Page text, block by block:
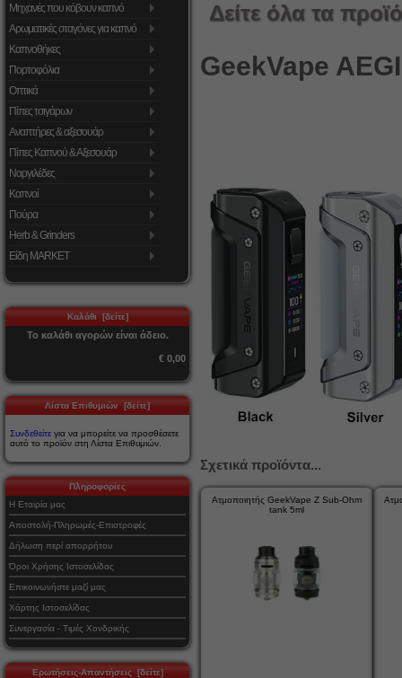
Μηχανές που κόβουν καπνό
Αρωματικές σταγόνες για καπνό
Καπνοθήκες
Πορτοφόλια
Οπτικά
Πίπες τσιγάρων
Αναπτήρες & αξεσουάρ
Πίπες Καπνού & Αξεσουάρ
Ναργιλέδες
Καπνοί
Πούρα
Herb & Grinders
Είδη MARKET
Καλάθι [δείτε]
Το καλάθι αγορών είναι άδειο.
€ 0,00
Λίστα Επιθυμιών [δείτε]
Συνδεθείτε για να μπορείτε να προσθέσετε
αυτό το προϊόν στη Λίστα Επιθυμιών.
Πληροφορίες
Η Εταιρία μας
Αποστολή-Πληρωμές-Επιστροφές
Δήλωση περί απορρήτου
Όροι Χρήσης Ιστοσελίδας
Επικοινωνήστε μαζί μας
Χάρτης Ιστοσελίδας
Συνεργασία - Τιμές Χονδρικής
Ερωτήσεις-Απαντήσεις [δείτε]
Δείτε όλα τα
GeekVape
Σχετικά προϊόντα...
Ατμοποιητής GeekVape Z Sub-Ohm
tank 5ml